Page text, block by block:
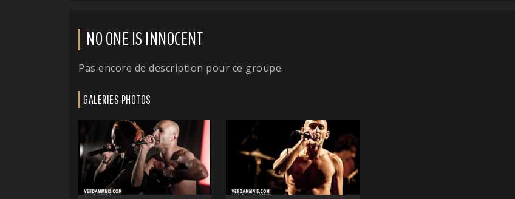
NO ONE IS INNOCENT
Pas encore de description pour ce groupe.
GALERIES PHOTOS